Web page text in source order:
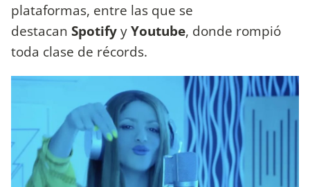
plataformas, entre las que se
destacan SpotifyyYoutube, donde rompió
toda clase de récords.